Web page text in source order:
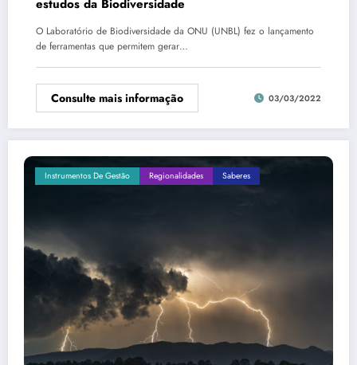
estudos da Biodiversidade
O Laboratório de Biodiversidade da ONU (UNBL) fez o lançamento
de ferramentas que permitem gerar…
Consulte mais informação 03/03/2022
Instrumentos De Gestão Regionalidades Saberes